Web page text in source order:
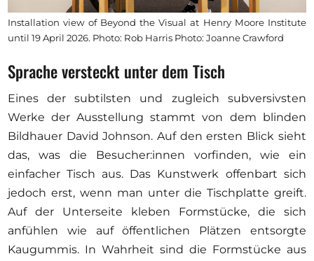
Installation view of Beyond the Visual at Henry Moore Institute
until 19 April 2026. Photo: Rob Harris Photo: Joanne Crawford
Sprache versteckt unter dem Tisch
Eines der subtilsten und zugleich subversivsten
Werke der Ausstellung stammt von dem blinden
Bildhauer David Johnson. Auf den ersten Blick sieht
das, was die Besucher:innen vorfinden, wie ein
einfacher Tisch aus. Das Kunstwerk offenbart sich
jedoch erst, wenn man unter die Tischplatte greift.
Auf der Unterseite kleben Formstücke, die sich
anfühlen wie auf öffentlichen Plätzen entsorgte
Kaugummis. In Wahrheit sind die Formstücke aus